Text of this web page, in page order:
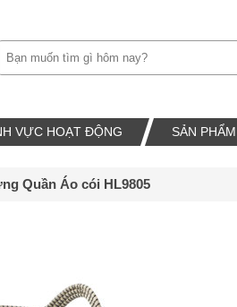
VỰC HOẠT ĐỘNG SẢN PHẨM
Quần Áo cói HL9805